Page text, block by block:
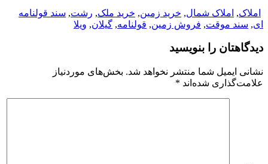
املاک, املاک شمال, خرید زمین, خرید ملک, رشت, سند قولنامه
ای, سند موقت, فروش زمین, قولنامه, گیلان, ویلا
دیدگاهتان را بنویسید
نشانی ایمیل شما منتشر نخواهد شد. بخش‌های موردنیاز
علامت‌گذاری شده‌اند *